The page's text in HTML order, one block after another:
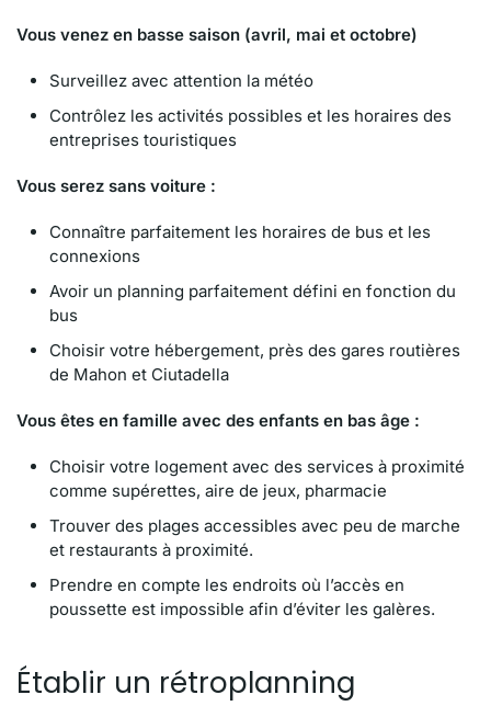
Vous venez en basse saison (avril, mai et octobre)
Surveillez avec attention la météo
Contrôlez les activités possibles et les horaires des
entreprises touristiques
Vous serez sans voiture :
Connaître parfaitement les horaires de bus et les
connexions
Avoir un planning parfaitement défini en fonction du
bus
Choisir votre hébergement, près des gares routières
de Mahon et Ciutadella
Vous êtes en famille avec des enfants en bas âge :
Choisir votre logement avec des services à proximité
comme supérettes, aire de jeux, pharmacie
Trouver des plages accessibles avec peu de marche
et restaurants à proximité.
Prendre en compte les endroits où l’accès en
poussette est impossible afin d’éviter les galères.
Établir un rétroplanning